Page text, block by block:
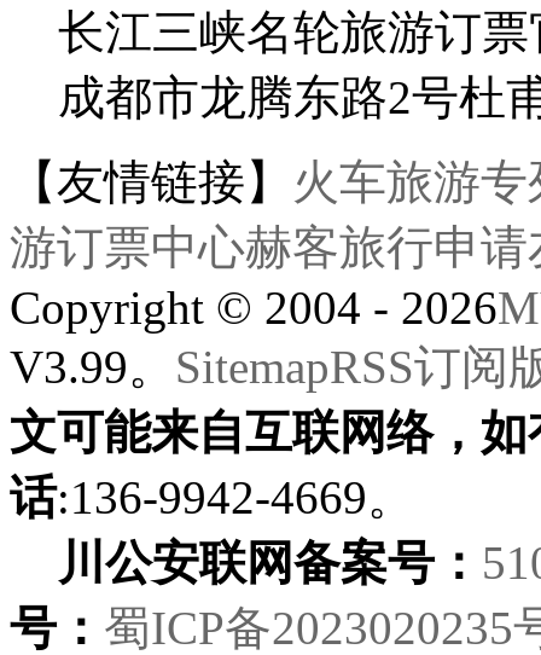
长江三峡名轮旅游订
成都市龙腾东路2号杜
【友情链接】 火车旅游专
游订票中心赫客旅行申请
Copyright © 2004 - 2026
V3.99。 SitemapRSS订阅
文可能来自互联网络，
话:136-9942-4669。
川公安联网备案号：
号： 蜀ICP备2023020235